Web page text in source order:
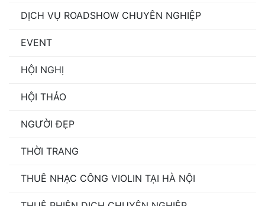
DỊCH VỤ ROADSHOW CHUYÊN NGHIỆP
EVENT
HỘI NGHỊ
HỘI THẢO
NGƯỜI ĐẸP
THỜI TRANG
THUÊ NHẠC CÔNG VIOLIN TẠI HÀ NỘI